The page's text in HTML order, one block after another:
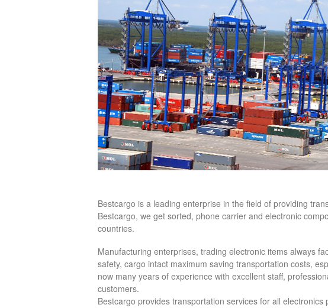
Bestcargo is a leading enterprise in the field of providing
Bestcargo, we get sorted, phone carrier and electronic
countries.
Manufacturing enterprises, trading electronic items always
safety, cargo intact maximum saving transportation costs,
now many years of experience with excellent staff,
customers.
Bestcargo provides transportation services for all electronics